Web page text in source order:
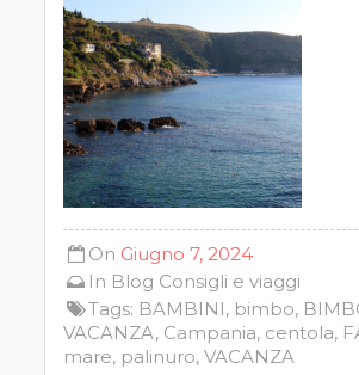
On Giugno 7, 2024
In Blog Consigli e viaggi
Tags: BAMBINI, bimbo,
VACANZA, Campania, centola,
mare, palinuro,VACANZA